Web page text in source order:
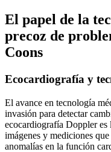
El papel de la
precoz de
Coons
Ecocardiografía y
El avance en tecnología
invasión para detectar
ecocardiografía Doppler es
imágenes y mediciones
anomalías en la función